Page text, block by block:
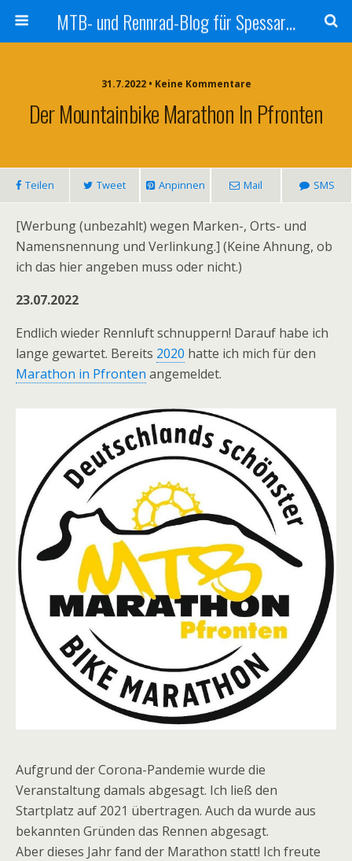
MTB- und Rennrad-Blog für Spessart und Umgebung
31.7.2022 • Keine Kommentare
Der Mountainbike Marathon In Pfronten
Teilen Tweet Anpinnen Mail SMS
[Werbung (unbezahlt) wegen Marken-, Orts- und
Namensnennung und Verlinkung.] (Keine Ahnung, ob
ich das hier angeben muss oder nicht.)
23.07.2022
Endlich wieder Rennluft schnuppern! Darauf habe ich
lange gewartet. Bereits 2020 hatte ich mich für den
Marathon in Pfronten angemeldet.
Aufgrund der Corona-Pandemie wurde die
Veranstaltung damals abgesagt. Ich ließ den
Startplatz auf 2021 übertragen. Auch da wurde aus
bekannten Gründen das Rennen abgesagt.
Aber dieses Jahr fand der Marathon statt! Ich freute